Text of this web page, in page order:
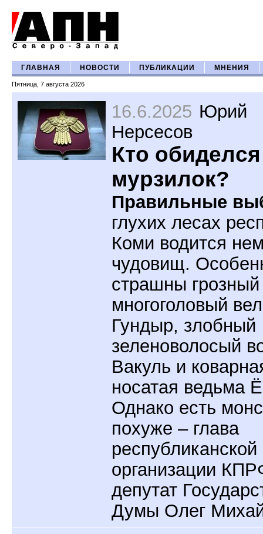
ГЛАВНАЯ НОВОСТИ ПУБЛИКАЦИИ МНЕНИЯ
Пятница, 7 августа 2026
16.6.2025 Юрий
Нерсесов
Кто
мурзилок?
Правильные
глухих лесах
Коми водится
чудовищ.
страшны грозный
многоголовый
Гундыр, злобный
зеленоволосый
Вакуль и
носатая ведьма
Однако есть
похуже – глава
республиканской
организации
депутат
Думы Олег